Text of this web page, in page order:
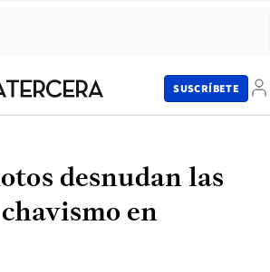
SUSCRÍBETE
desnudan las
en